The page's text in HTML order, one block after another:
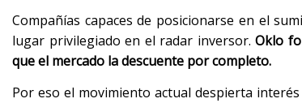
Compañías capaces de posicionarse en el
lugar privilegiado en el radar inversor.Oklo
que el mercado la descuente por completo.
Por eso el movimiento actual despierta